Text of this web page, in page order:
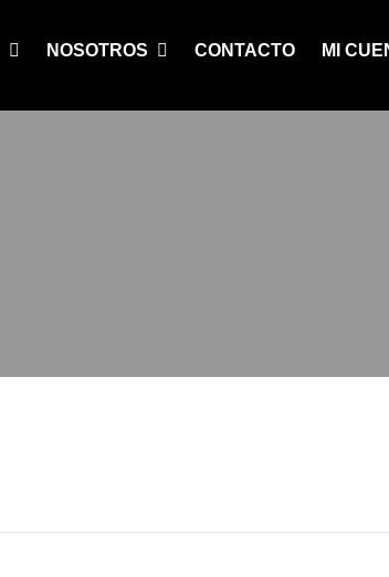
NOSOTROS CONTACTO MI